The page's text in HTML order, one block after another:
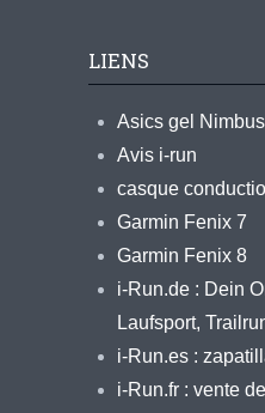
LIENS
Asics gel
Avis i-run
casque
Garmin Fenix 7
Garmin Fenix 8
i-Run.de : Dein
Laufsport,
i-Run.es :
i-Run.fr : vente